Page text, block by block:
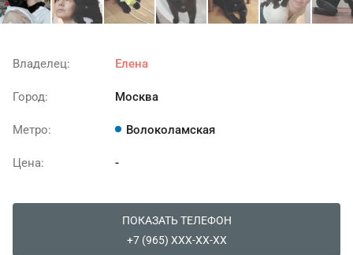
Владелец: Елена
Город: Москва
Метро: Волоколамская
Цена: -
ПОКАЗАТЬ ТЕЛЕФОН
+7 (965) XXX-XX-XX